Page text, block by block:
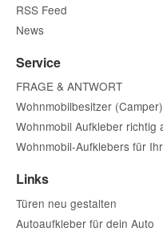
RSS Feed
News
Service
FRAGE & ANTWORT
Wohnmobilbesitzer (Camper)
Wohnmobil Aufkleber richtig
Wohnmobil-Aufklebers für
Links
Türen neu gestalten
Autoaufkleber für dein Auto